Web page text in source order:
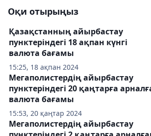
Оқи отырыңыз
15:25, 18 ақпан 2024
Қазақстанның айырбастау
пунктеріндегі 18 ақпан күнгі
валюта бағамы
15:53, 20 қаңтар 2024
Мегаполистердің айырбастау
пунктеріндегі 20 қаңтарға
валюта бағамы
Мегаполистердің айырбастау